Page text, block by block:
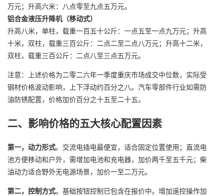
万元；升高六米：八点零至九点五万元。
铝合金液压升降机（移动式）
升高八米，单柱，载重一百五十公斤：一点五至一点九万元；升高
十米，双柱，载重三百公斤：二点二至二点八万元；升高十二米，
双柱，载重三百公斤：二点八至三点五万元。
注意：上述价格为二零二六年一季度重庆市场成交中位数，实际受
钢材价格波动影响，上下浮动约百分之八。汽车零部件行业如需防
油防锈配置，价格加价百分之十五至二十五。
二、影响价格的五大核心配置因素
第一，动力形式。交流电插电最便宜，适合固定位置使用；直流电
池方便移动和户外，需增加电池和充电器，加价两千至五千元；柴
油动力适合野外无电源场景，加价一至二万元。
第二，控制方式。基础按钮控制已包含在报价中。增加遥控操作加